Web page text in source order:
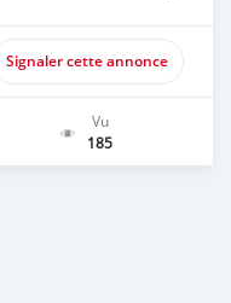
Signaler cette annonce
Vu
185